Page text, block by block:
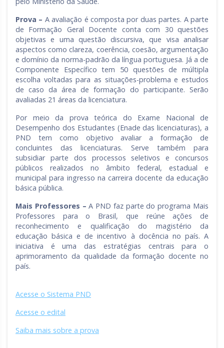
Prova – A avaliação é composta por duas partes. A parte
de Formação Geral Docente conta com 30 questões
objetivas e uma questão discursiva, que visa analisar
aspectos como clareza, coerência, coesão, argumentação
e domínio da norma-padrão da língua portuguesa. Já a de
Componente Específico tem 50 questões de múltipla
escolha voltadas para as situações-problema e estudos
de caso da área de formação do participante. Serão
avaliadas 21 áreas da licenciatura.
Por meio da prova teórica do Exame Nacional de
Desempenho dos Estudantes (Enade das licenciaturas), a
PND tem como objetivo avaliar a formação de
concluintes das licenciaturas. Serve também para
subsidiar parte dos processos seletivos e concursos
públicos realizados no âmbito federal, estadual e
municipal para ingresso na carreira docente da educação
básica pública.
Mais Professores – A PND faz parte do programa Mais
Professores para o Brasil, que reúne ações de
reconhecimento e qualificação do magistério da
educação básica e de incentivo à docência no país. A
iniciativa é uma das estratégias centrais para o
aprimoramento da qualidade da formação docente no
país.
Acesse o Sistema PND
Acesse o edital
Saiba mais sobre a prova